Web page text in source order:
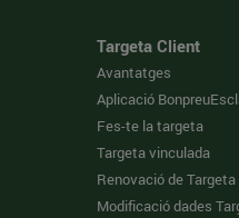
Targeta Client
Avantatges
Aplicació
Fes-te la targeta
Targeta vinculada
Renovació de Targeta
Modificació dades